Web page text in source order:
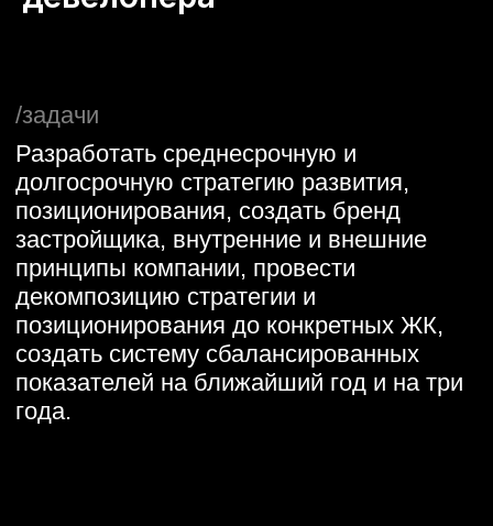
/руководитель проекта
Сергей Худовеков
Старший партнер, руководитель
принципы компании, провести
декомпозицию стратегии и
позиционирования до конкретных ЖК,
создать систему сбалансированных
показателей на ближайший год и на три
года.